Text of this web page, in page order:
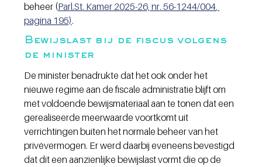
beheer (Parl.St. Kamer 2025-26, nr. 56-1244/004,
pagina 195).
Bewijslast bij de fiscus volgens
de minister
De minister benadrukte dat het ook onder het
nieuwe regime aan de fiscale administratie blijft om
met voldoende bewijsmateriaal aan te tonen dat een
gerealiseerde meerwaarde voortkomt uit
verrichtingen buiten het normale beheer van het
privévermogen. Er werd daarbij eveneens bevestigd
dat dit een aanzienlijke bewijslast vormt die op de